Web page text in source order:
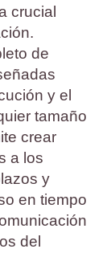
crucial
de
y el
tamaño
crear
a los
y
en tiempo
del